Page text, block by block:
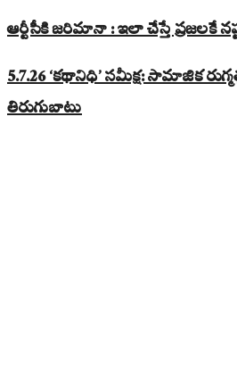
ఆర్టీసీకి జరిమానా : ఇలా చేస్తే ప్రజలకే
5.7.26 ‘కథానిధి’ సమీక్ష: సామాజిక
తిరుగుబాటు